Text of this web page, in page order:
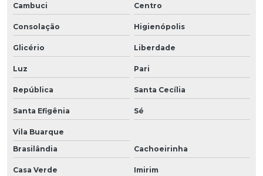
Cambuci Centro
Consolação Higienópolis
Glicério Liberdade
Luz Pari
República Santa Cecília
Santa Efigênia Sé
Vila Buarque
Brasilândia
Cachoeirinha
Casa Verde Imirim